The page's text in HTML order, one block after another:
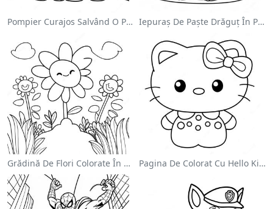
Pompier Curajos Salvând O Pisică - Pagina De Colorat Iepuraș De Paște Drăguț În Pagină De Colorat
Grădină De Flori Colorate În Pagină De Colorat Pagina De Colorat Cu Hello Kitty Drăguță Cu Fundiță